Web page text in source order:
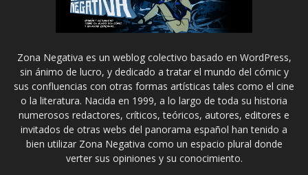
Zona Negativa es un weblog colectivo basado en WordPress,
sin ánimo de lucro, y dedicado a tratar el mundo del cómic y
sus confluencias con otras formas artísticas tales como el cine
o la literatura. Nacida en 1999, a lo largo de toda su historia
numerosos redactores, críticos, teóricos, autores, editores e
invitados de otras webs del panorama español han tenido a
bien utilizar Zona Negativa como un espacio plural donde
verter sus opiniones y su conocimiento.